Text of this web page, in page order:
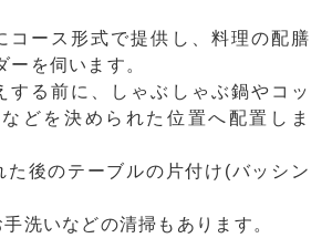
コース形式で提供し、料理の配膳
ーを伺います。
する前に、しゃぶしゃぶ鍋やコッ
どを決められた位置へ配置しま
た後のテーブルの片付け(バッシン
洗いなどの清掃もあります。